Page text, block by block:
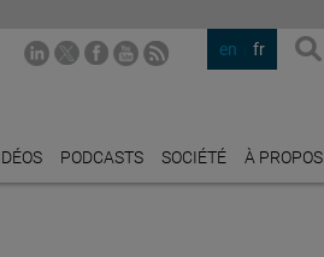
en fr
PODCASTS SOCIÉTÉ À PROPOS